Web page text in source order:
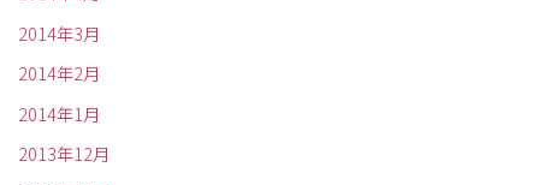
2014年3月
2014年2月
2014年1月
2013年12月